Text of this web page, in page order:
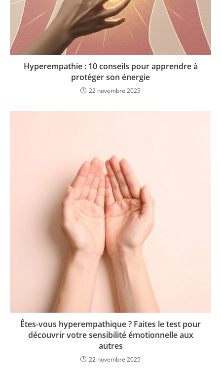
Hyperempathie : 10 conseils pour apprendre à
protéger son énergie
22 novembre 2025
Êtes-vous hyperempathique ? Faites le test pour
découvrir votre sensibilité émotionnelle aux
autres
22 novembre 2025